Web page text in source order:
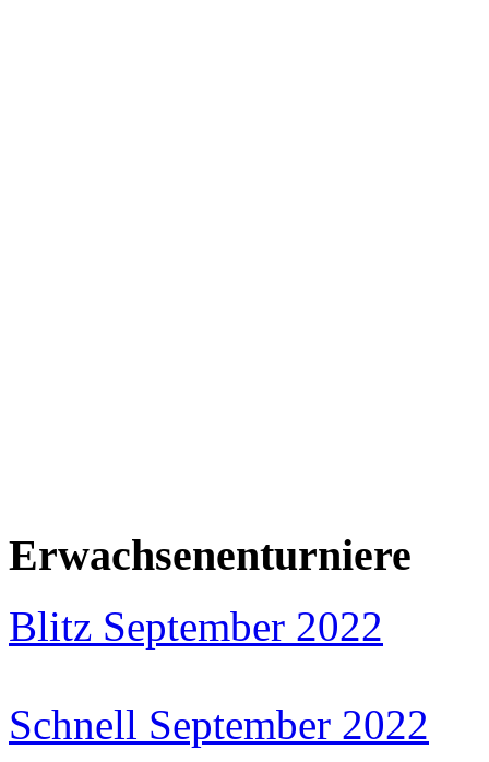
Erwachsenenturniere
Blitz September 2022
Schnell September 2022